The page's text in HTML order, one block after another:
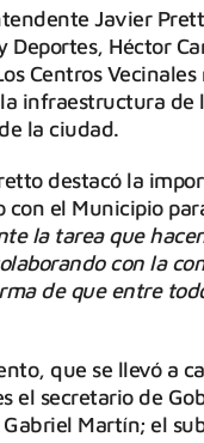
Javier
Deportes, Héctor
Centros
infraestructura de
la ciudad.
destacó la
con el Municipio
la tarea que
con la
de que entre
que se llevó a
el secretario de
Gabriel Martín; el